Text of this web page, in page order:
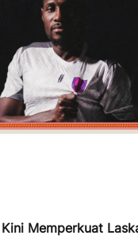
Memperkuat